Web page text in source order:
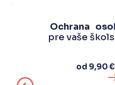
Ochrana
pre vaše
od 9,90